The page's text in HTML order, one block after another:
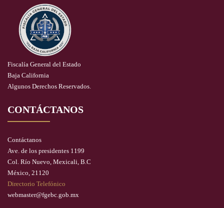
Fiscalía General del Estado
Baja California
Algunos Derechos Reservados.
CONTÁCTANOS
Contáctanos
Ave. de los presidentes 1199
Col. Río Nuevo, Mexicali, B.C
México, 21120
Directorio Telefónico
webmaster@fgebc.gob.mx